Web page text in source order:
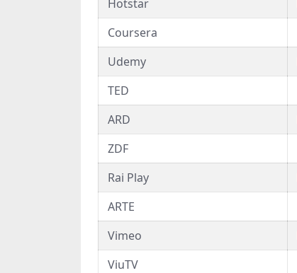
Hotstar
Coursera
Udemy
TED
ARD
ZDF
Rai Play
ARTE
Vimeo
ViuTV